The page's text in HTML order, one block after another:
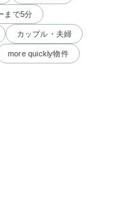
まで5分
カップル・夫婦
more quickly物件